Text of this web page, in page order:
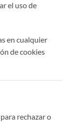
el uso de
en cualquier
de cookies
rechazar o